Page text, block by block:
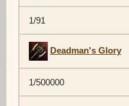
1/91
Deadman's Glory
1/500000